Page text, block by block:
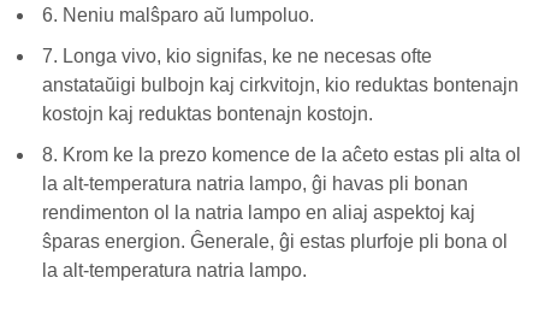
6. Neniu malŝparo aŭ lumpoluo.
7. Longa vivo, kio signifas, ke ne necesas ofte
anstataŭigi bulbojn kaj cirkvitojn, kio reduktas bontenajn
kostojn kaj reduktas bontenajn kostojn.
8. Krom ke la prezo komence de la aĉeto estas pli alta ol
la alt-temperatura natria lampo, ĝi havas pli bonan
rendimenton ol la natria lampo en aliaj aspektoj kaj
ŝparas energion. Ĝenerale, ĝi estas plurfoje pli bona ol
la alt-temperatura natria lampo.